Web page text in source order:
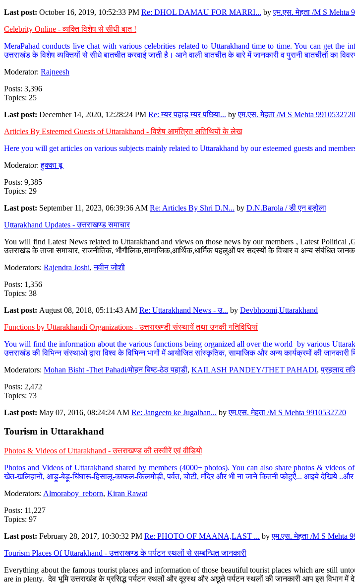
Last post: October 16, 2019, 10:52:33 PM Re: DHOL DAMAU FOR MARRI... byएम.एस. मेहता /M S Mehta
Celebrity Online - व्यक्ति विशेष से सीधी बात !
MeraPahad conducts live chat with various celebrities related to Uttarakhand time to time. You can get the
उत्तराखंड के विशेष व्यक्तियों से सीधे बातचीत करवाई जाती है। आने वाली बातचीत के बारे में जानकारी व पुरानी बातचीतों का
Moderator: Rajneesh
Posts: 3,396
Topics: 25
Last post: December 14, 2020, 12:28:24 PM Re: म्यर पहाड़ म्यर पछिया... byएम.एस. मेहता /M S Mehta 9910532720
Articles By Esteemed Guests of Uttarakhand - विशेष आमंत्रित अतिथियों के लेख
Here you will get articles on various subjects mainly related to Uttarakhand by our esteemed guests and
Moderator:हुक्का बू
Posts: 9,385
Topics: 29
Last post: September 11, 2023, 06:39:36 AM Re: Articles By Shri D.N... by D.N.Barola / डी एन बड़ोला
Uttarakhand Updates - उत्तराखण्ड समाचार
You will find Latest News related to Uttarakhand and views on those news by our members , Latest
उत्तराखंड के ताजा समाचार, राजनीतिक, भौगौलिक,सामाजिक,आर्थिक,धार्मिक पहलुओं पर सदस्यों के विचार व अन्य संबंधित
Moderators: Rajendra Joshi,नवीन जोशी
Posts: 1,356
Topics: 38
Last post: August 08, 2018, 05:11:43 AM Re: Uttarakhand News - उ... by Devbhoomi,Uttarakhand
Functions by Uttarakhandi Organizations - उत्तराखण्डी संस्थायें तथा उनकी गतिविधियां
You will find the information about the various functions being organized all over the world by various
उत्तराखंड की विभिन्न संस्थाओ द्वारा विश्व के विभिन्न भागों में आयोजित सांस्कृतिक, सामाजिक और अन्य कार्यक्रमों की
Moderators: Mohan Bisht -Thet Pahadi/मोहन बिष्ट-ठेठ पहाडी, KAILASH PANDEY/THET PAHADI,प्रहलाद
Posts: 2,472
Topics: 73
Last post: May 07, 2016, 08:24:24 AM Re: Jangeeto ke Jugalban... byएम.एस. मेहता /M S Mehta 9910532720
Tourism in Uttarakhand
Photos & Videos of Uttarakhand - उत्तराखण्ड की तस्वीरें एवं वीडियो
Photos and Videos of Uttarakhand shared by members (4000+ photos). You can also share photos & videos
खेत-खलिहानों, आड़ू-बेड़ू-घिंघारू-हिसालू-काफल-किलमोड़ी, पर्वत, चोटी, मंदिर और भी ना जाने कितनी फोटुऐं... आइये देखिये
Moderators: Almoraboy_reborn, Kiran Rawat
Posts: 11,227
Topics: 97
Last post: February 28, 2017, 10:30:32 PM Re: PHOTO OF MAANA,LAST ... byएम.एस. मेहता /M S Mehta
Tourism Places Of Uttarakhand - उत्तराखण्ड के पर्यटन स्थलों से सम्बन्धित जानकारी
Everything about the famous tourist places and information of those beautiful tourist places which are still
are in plenty. देव भूमि उत्तराखंड के प्रसिद्ध पर्यटन स्थलों और दूरस्थ और अछूते पर्यटन स्थलों की जानकारी आप इस